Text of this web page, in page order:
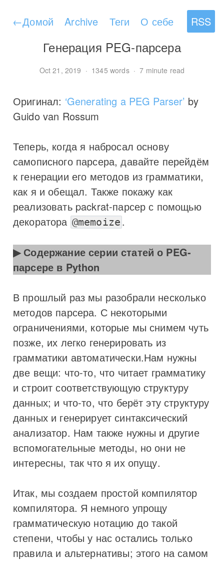
←Домой Archive Теги О себе RSS
Генерация PEG-парсера
Oct 21, 2019 · 1345 words · 7 minute read
Оригинал: ‘Generating a PEG Parser’ by
Guido van Rossum
Теперь, когда я набросал основу
самописного парсера, давайте перейдём
к генерации его методов из грамматики,
как я и обещал. Также покажу как
реализовать packrat-парсер с помощью
декоратора @memoize .
Содержание серии статей о PEG-
парсере в Python
В прошлый раз мы разобрали несколько
методов парсера. С некоторыми
ограничениями, которые мы снимем чуть
позже, их легко генерировать из
грамматики автоматически.Нам нужны
две вещи: что-то, что читает грамматику
и строит соответствующую структуру
данных; и что-то, что берёт эту структуру
данных и генерирует синтаксический
анализатор. Нам также нужны и другие
вспомогательные методы, но они не
интересны, так что я их опущу.
Итак, мы создаем простой компилятор
компилятора. Я немного упрощу
грамматическую нотацию до такой
степени, чтобы у нас остались только
правила и альтернативы; этого на самом